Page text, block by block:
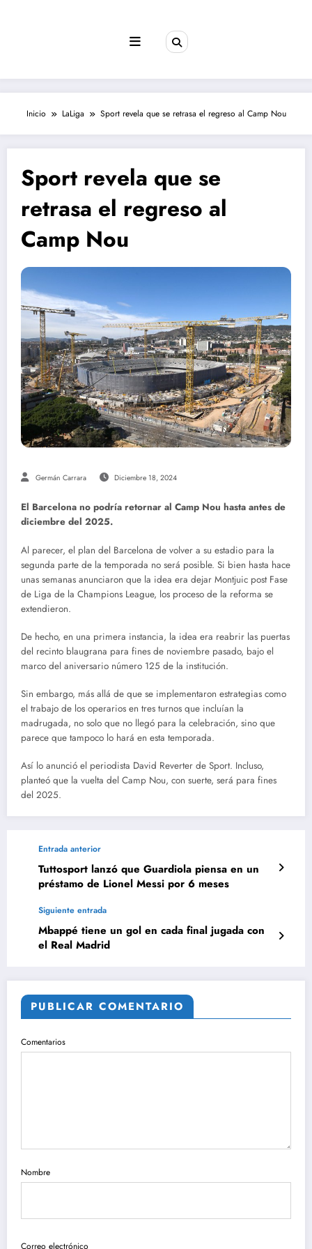
Inicio LaLiga Sport revela que se retrasa el regreso al Camp Nou
Sport revela que se
retrasa el regreso al
Camp Nou
Germán Carrara Diciembre 18, 2024
El Barcelona no podría retornar al Camp Nou hasta antes de
diciembre del 2025.
Al parecer, el plan del Barcelona de volver a su estadio para la
segunda parte de la temporada no será posible. Si bien hasta hace
unas semanas anunciaron que la idea era dejar Montjuic post Fase
de Liga de la Champions League, los proceso de la reforma se
extendieron.
De hecho, en una primera instancia, la idea era reabrir las puertas
del recinto blaugrana para fines de noviembre pasado, bajo el
marco del aniversario número 125 de la institución.
Sin embargo, más allá de que se implementaron estrategias como
el trabajo de los operarios en tres turnos que incluían la
madrugada, no solo que no llegó para la celebración, sino que
parece que tampoco lo hará en esta temporada.
Así lo anunció el periodista David Reverter de Sport. Incluso,
planteó que la vuelta del Camp Nou, con suerte, será para fines
del 2025.
Entrada anterior
Tuttosport lanzó que Guardiola piensa en un
préstamo de Lionel Messi por 6 meses
Siguiente entrada
Mbappé tiene un gol en cada final jugada con
el Real Madrid
PUBLICAR COMENTARIO
Comentarios
Nombre
Correo electrónico